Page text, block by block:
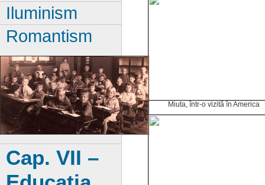
Miuta, într-o vizită în America
Iluminism
Romantism
Cap. VII –